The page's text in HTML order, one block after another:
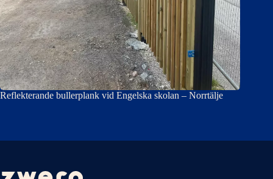
Reflekterande bullerplank vid Engelska skolan – Norrtälje